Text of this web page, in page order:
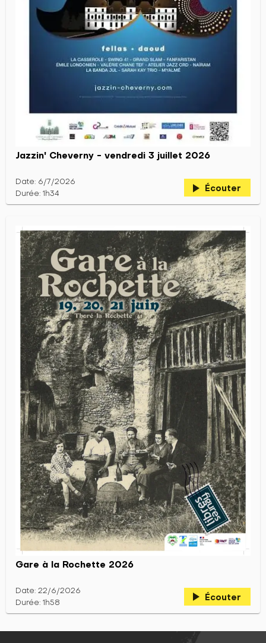
Jazzin' Cheverny - vendredi 3 juillet 2026
Date: 6/7/2026
Durée: 1h34
play_arrow Écouter
Gare à la Rochette 2026
Date: 22/6/2026
Durée: 1h58
play_arrow Écouter